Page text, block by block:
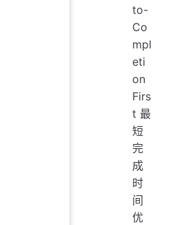
to-
Co
mpl
eti
on
Firs
t 最
短
完
成
时
间
优